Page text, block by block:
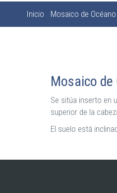
Sobrescribir
navegación
Inicio Mosaico de Océano
Mosaico de
Se sitúa inserto en
superior de la
El suelo está